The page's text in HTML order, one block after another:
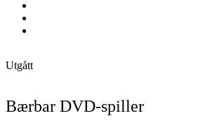
Utgått
Bærbar DVD-spiller